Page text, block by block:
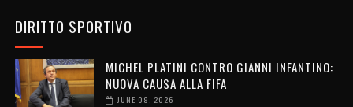
DIRITTO SPORTIVO
MICHEL PLATINI CONTRO GIANNI INFANTINO:
NUOVA CAUSA ALLA FIFA
JUNE 09, 2026